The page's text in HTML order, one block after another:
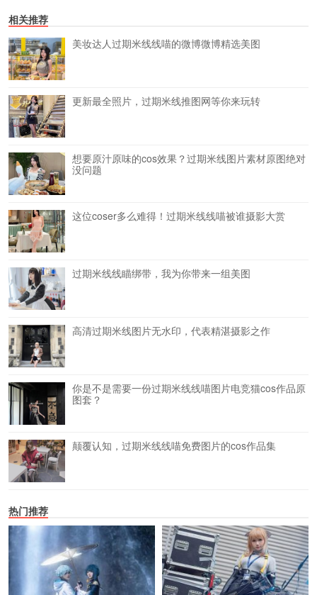
相关推荐
美妆达人过期米线线喵的微博微博精选美图
更新最全照片，过期米线推图网等你来玩转
想要原汁原味的cos效果？过期米线图片素材原图绝对
没问题
这位coser多么难得！过期米线线喵被谁摄影大赏
过期米线线瞄绑带，我为你带来一组美图
高清过期米线图片无水印，代表精湛摄影之作
你是不是需要一份过期米线线喵图片电竞猫cos作品原
图套？
颠覆认知，过期米线线喵免费图片的cos作品集
热门推荐